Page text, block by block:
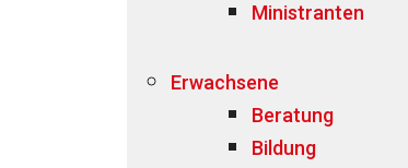
Ministranten
Erwachsene
Beratung
Bildung